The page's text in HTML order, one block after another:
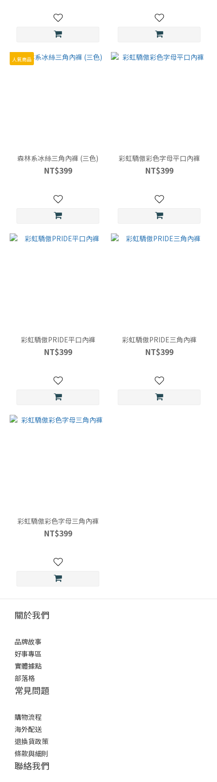
人氣商品
森林系冰絲三角內褲 (三色)
NT$399
彩虹驕傲彩色字母平口內褲
NT$399
彩虹驕傲PRIDE平口內褲
NT$399
彩虹驕傲PRIDE三角內褲
NT$399
彩虹驕傲彩色字母三角內褲
NT$399
關於我們
品牌故事
好事專區
實體據點
部落格
常見問題
購物流程
海外配送
退換貨政策
條款與細則
聯絡我們